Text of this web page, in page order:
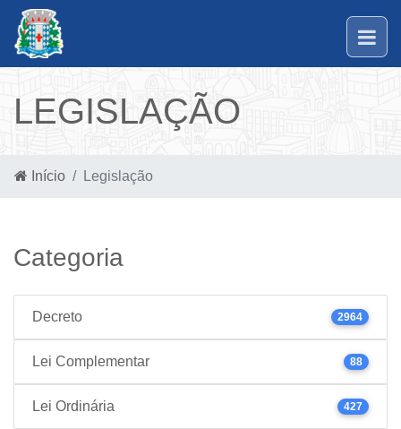
LEGISLAÇÃO
Início Legislação
Categoria
Decreto 2964
Lei Complementar 88
Lei Ordinária 427